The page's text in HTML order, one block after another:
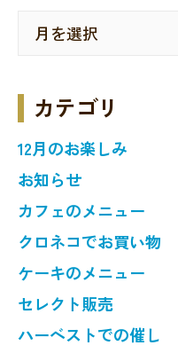
カテゴリ
12月のお楽しみ
お知らせ
カフェのメニュー
クロネコでお買い物
ケーキのメニュー
セレクト販売
ハーベストでの催し